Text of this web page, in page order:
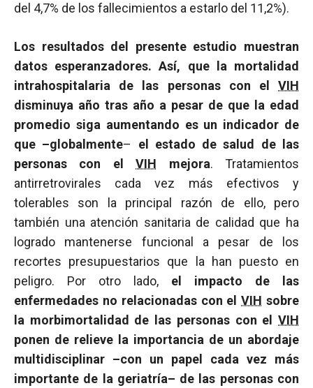
del 4,7% de los fallecimientos a estarlo del 11,2%).
Los resultados del presente estudio muestran
datos esperanzadores. Así, que la mortalidad
intrahospitalaria de las personas con el VIH
disminuya año tras año a pesar de que la edad
promedio siga aumentando es un indicador de
que –globalmente–
el estado de salud de las
personas con elVIH mejora. Tratamientos
antirretrovirales cada vez más efectivos y
tolerables son la principal razón de ello, pero
también una atención sanitaria de calidad que ha
logrado mantenerse funcional a pesar de los
recortes presupuestarios que la han puesto en
peligro. Por otro lado, el impacto de las
enfermedades no relacionadas con elVIH sobre
la morbimortalidad de las personas con el VIH
ponen de relieve la importancia de un abordaje
multidisciplinar –con un papel cada vez más
importante de la geriatría– de las personas con